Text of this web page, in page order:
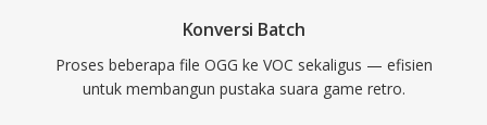
Konversi Batch
Proses beberapa file OGG ke VOC sekaligus — efisien
untuk membangun pustaka suara game retro.